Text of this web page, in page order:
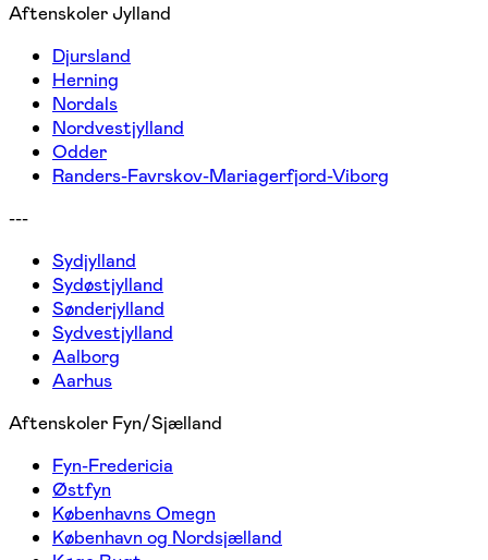
Aftenskoler Jylland
Djursland
Herning
Nordals
Nordvestjylland
Odder
Randers-Favrskov-Mariagerfjord-Viborg
---
Sydjylland
Sydøstjylland
Sønderjylland
Sydvestjylland
Aalborg
Aarhus
Aftenskoler Fyn/Sjælland
Fyn-Fredericia
Østfyn
Københavns Omegn
København og Nordsjælland